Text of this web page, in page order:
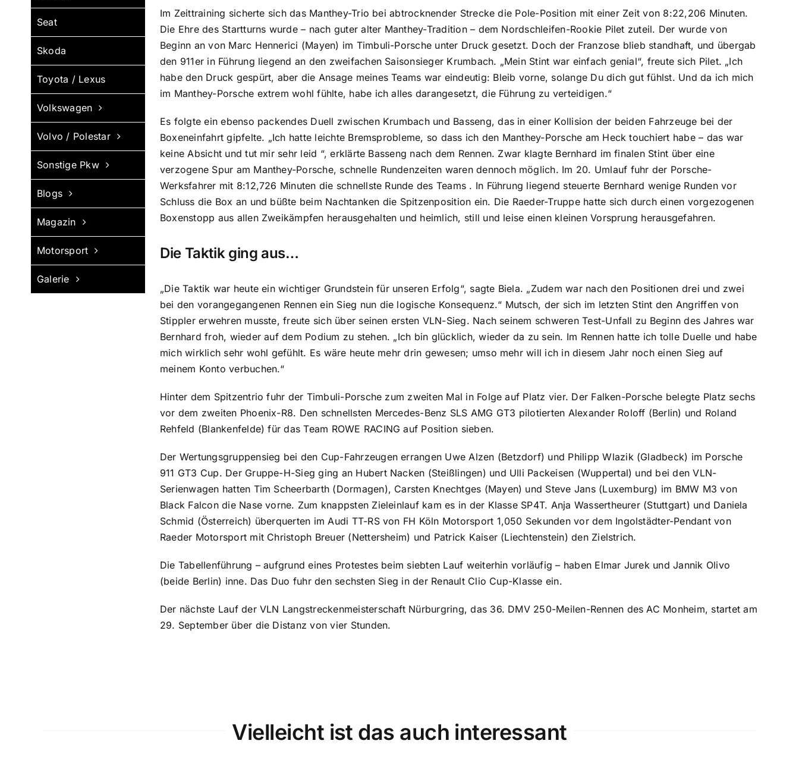
Seat
Skoda
Toyota / Lexus
Volkswagen
Volvo / Polestar
Sonstige Pkw
Blogs
Magazin
Motorsport
Galerie
Im Zeittraining sicherte sich das Manthey-Trio bei abtrocknender Strecke die Pole-Position mit einer Zeit von 8:22,206 Minuten.
Die Ehre des Startturns wurde – nach guter alter Manthey-Tradition – dem Nordschleifen-Rookie Pilet zuteil. Der wurde von
Beginn an von Marc Hennerici (Mayen) im Timbuli-Porsche unter Druck gesetzt. Doch der Franzose blieb standhaft, und übergab
den 911er in Führung liegend an den zweifachen Saisonsieger Krumbach. „Mein Stint war einfach genial“, freute sich Pilet. „Ich
habe den Druck gespürt, aber die Ansage meines Teams war eindeutig: Bleib vorne, solange Du dich gut fühlst. Und da ich mich
im Manthey-Porsche extrem wohl fühlte, habe ich alles darangesetzt, die Führung zu verteidigen.“
Es folgte ein ebenso packendes Duell zwischen Krumbach und Basseng, das in einer Kollision der beiden Fahrzeuge bei der
Boxeneinfahrt gipfelte. „Ich hatte leichte Bremsprobleme, so dass ich den Manthey-Porsche am Heck touchiert habe – das war
keine Absicht und tut mir sehr leid “, erklärte Basseng nach dem Rennen. Zwar klagte Bernhard im finalen Stint über eine
verzogene Spur am Manthey-Porsche, schnelle Rundenzeiten waren dennoch möglich. Im 20. Umlauf fuhr der Porsche-
Werksfahrer mit 8:12,726 Minuten die schnellste Runde des Teams . In Führung liegend steuerte Bernhard wenige Runden vor
Schluss die Box an und büßte beim Nachtanken die Spitzenposition ein. Die Raeder-Truppe hatte sich durch einen vorgezogenen
Boxenstopp aus allen Zweikämpfen herausgehalten und heimlich, still und leise einen kleinen Vorsprung herausgefahren.
Die Taktik ging aus…
„Die Taktik war heute ein wichtiger Grundstein für unseren Erfolg“, sagte Biela. „Zudem war nach den Positionen drei und zwei
bei den vorangegangenen Rennen ein Sieg nun die logische Konsequenz.“ Mutsch, der sich im letzten Stint den Angriffen von
Stippler erwehren musste, freute sich über seinen ersten VLN-Sieg. Nach seinem schweren Test-Unfall zu Beginn des Jahres war
Bernhard froh, wieder auf dem Podium zu stehen. „Ich bin glücklich, wieder da zu sein. Im Rennen hatte ich tolle Duelle und habe
mich wirklich sehr wohl gefühlt. Es wäre heute mehr drin gewesen; umso mehr will ich in diesem Jahr noch einen Sieg auf
meinem Konto verbuchen.“
Hinter dem Spitzentrio fuhr der Timbuli-Porsche zum zweiten Mal in Folge auf Platz vier. Der Falken-Porsche belegte Platz sechs
vor dem zweiten Phoenix-R8. Den schnellsten Mercedes-Benz SLS AMG GT3 pilotierten Alexander Roloff (Berlin) und Roland
Rehfeld (Blankenfelde) für das Team ROWE RACING auf Position sieben.
Der Wertungsgruppensieg bei den Cup-Fahrzeugen errangen Uwe Alzen (Betzdorf) und Philipp Wlazik (Gladbeck) im Porsche
911 GT3 Cup. Der Gruppe-H-Sieg ging an Hubert Nacken (Steißlingen) und Ulli Packeisen (Wuppertal) und bei den VLN-
Serienwagen hatten Tim Scheerbarth (Dormagen), Carsten Knechtges (Mayen) und Steve Jans (Luxemburg) im BMW M3 von
Black Falcon die Nase vorne. Zum knappsten Zieleinlauf kam es in der Klasse SP4T. Anja Wassertheurer (Stuttgart) und Daniela
Schmid (Österreich) überquerten im Audi TT-RS von FH Köln Motorsport 1,050 Sekunden vor dem Ingolstädter-Pendant von
Raeder Motorsport mit Christoph Breuer (Nettersheim) und Patrick Kaiser (Liechtenstein) den Zielstrich.
Die Tabellenführung – aufgrund eines Protestes beim siebten Lauf weiterhin vorläufig – haben Elmar Jurek und Jannik Olivo
(beide Berlin) inne. Das Duo fuhr den sechsten Sieg in der Renault Clio Cup-Klasse ein.
Der nächste Lauf der VLN Langstreckenmeisterschaft Nürburgring, das 36. DMV 250-Meilen-Rennen des AC Monheim, startet am
29. September über die Distanz von vier Stunden.
Vielleicht ist das auch interessant